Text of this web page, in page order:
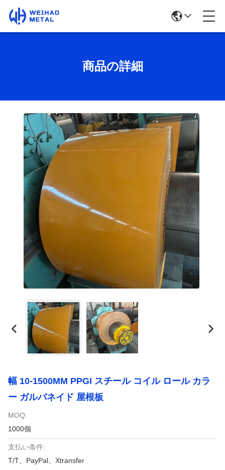
商品の詳細
幅 10-1500MM PPGI スチール コイル ロール カラ
ー ガルバネイド 屋根板
MOQ:
1000個
支払い条件:
T/T、PayPal、Xtransfer